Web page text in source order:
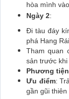
hòa mình
Ngày 2:
Đi tàu đáy
phá Hang Rái.
Tham quan
sản trước khi
Phương tiện
Ưu điểm:
gần gũi thiên